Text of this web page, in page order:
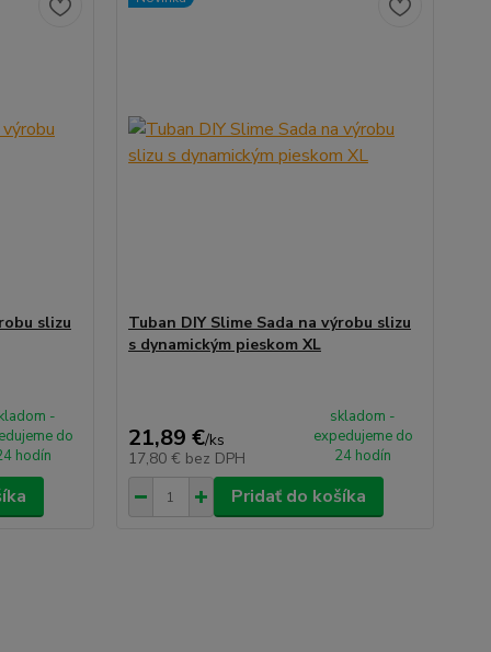
slizu
-
do
hodín
Tuban DIY Slime Sada na výrobu slizu
s dynamickým pieskom XL
21,89 €/ks
17,80 € bez DPH
skladom -
expedujeme do
24 hodín
Pridať do košíka